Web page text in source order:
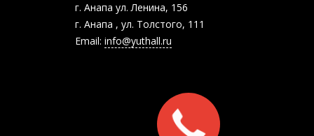
г. Анапа ул. Ленина, 156
г. Анапа , ул. Толстого, 111
Email: info@yuthall.ru